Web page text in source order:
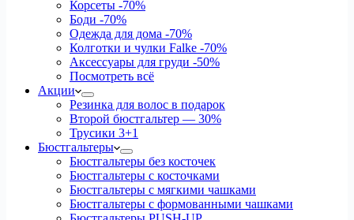
Корсеты -70%
Боди -70%
Одежда для дома -70%
Колготки и чулки Falke -70%
Аксессуары для груди -50%
Посмотреть всё
Акции
Резинка для волос в подарок
Второй бюстгальтер — 30%
Трусики 3+1
Бюстгальтеры
Бюстгальтеры без косточек
Бюстгальтеры с косточками
Бюстгальтеры с мягкими чашками
Бюстгальтеры с формованными чашками